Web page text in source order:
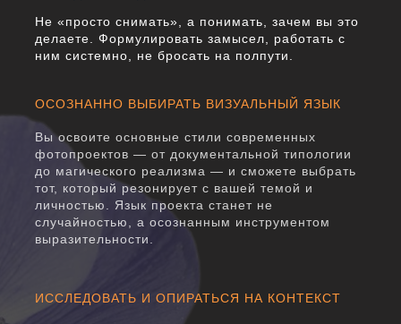
Не «просто снимать», а понимать, зачем вы это
делаете. Формулировать замысел, работать с
ним системно, не бросать на полпути.
ОСОЗНАННО ВЫБИРАТЬ ВИЗУАЛЬНЫЙ ЯЗЫК
Вы освоите основные стили современных
фотопроектов — от документальной типологии
до магического реализма — и сможете выбрать
тот, который резонирует с вашей темой и
личностью. Язык проекта станет не
случайностью, а осознанным инструментом
выразительности.
ИССЛЕДОВАТЬ И ОПИРАТЬСЯ НА КОНТЕКСТ